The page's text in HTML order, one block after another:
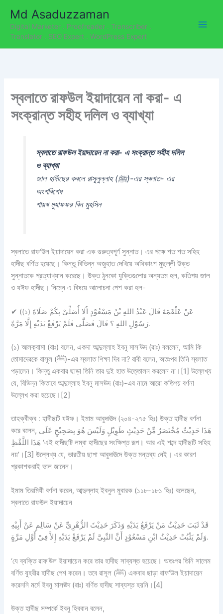
content
Md Asaduzzaman
Digital Marketer . Proofreader . Transcriber .
Translator . SEO Expert . WordPress Expert
স্বলাতে রাফউল ইয়াদায়েন না করা- এ
সংক্রান্ত সহীহ দলিল ও ব্যাখ্যা
স্বলাতে রাফউল ইয়াদায়েন না করা- এ সংক্রান্ত সহীহ দলিল
ও ব্যাখ্যা
জাল হাদীছের কবলে রাসূলুল্লাহ (ﷺ)-এর স্বলাত- এর
অংশবিশেষ
শায়খ মুযাফফর বিন মুহসিন
স্বলাতে রাফ‘উল ইয়াদায়েন করা এক গুরুত্বপূর্ণ সুন্নাত। এর পক্ষে শত শত সহিহ
হাদীছ বর্ণিত হয়েছে। কিন্তু বিভিন্ন অজুহাত দেখিয়ে অধিকাংশ মুছল্লী উক্ত
সুন্নাতকে প্রত্যাখ্যান করেছে। উক্ত ঠুনকো যুক্তিগুলোর অন্যতম হল, কতিপয় জাল
ও যঈফ হাদীছ। নিম্নে এ বিষয়ে আলোচনা পেশ করা হল-
✔ ((১) عَنْ عَلْقَمَةَ قَالَ عَبْدُ اللهِ بْنُ مَسْعُوْدٍ أَلَا أُصَلِّىْ بِكُمْ صَلَاةَ
رَسُوْلِ اللهِ ؟ قَالَ فَصَلَّى فَلَمْ يَرْفَعْ يَدَيْهِ إِلَّا مَرَّةً.
(১) আলক্বামা (রাঃ) বলেন, একদা আব্দুল্লাহ ইবনু মাস‘ঊদ (রাঃ) বললেন, আমি কি
তোমাদেরকে রাসূল (ﷺ)-এর স্বলাত শিক্ষা দিব না? রাবী বলেন, অতঃপর তিনি স্বলাত
পড়ালেন। কিন্তু একবার ছাড়া তিনি তার দুই হাত উত্তোলন করলেন না।[1] উল্লেখ্য
যে, বিভিন্ন কিতাবে আব্দুল্লাহ ইবনু মাসঊদ (রাঃ)-এর নামে আরো কতিপয় বর্ণনা
উল্লেখ করা হয়েছে।[2]
তাহক্বীক্ব :হাদীছটিযঈফ। ইমাম আবুদাঊদ (২০৪-২৭৫ হিঃ) উক্ত হাদীছ বর্ণনা
করে বলেন, هَذَا حَدِيْثٌ مُخْتَصَرٌ مِّنْ حَدِيْثٍ طَوِيْلٍ وَلَيْسَ هُوَ بِصَحِيْحٍ عَلَى
هَذَا اللَّفْظِ ‘এই হাদীছটি লম্বা হাদীছের সংক্ষিপ্ত রূপ। আর এই শব্দে হাদীছটি সহিহ
নয়’।[3] উল্লেখ্য যে, ভারতীয় ছাপা আবুদাঊদে উক্ত মন্তব্য নেই। এর কারণ
প্রকাশকরাই ভাল জানেন।
ইমাম তিরমিযী বর্ণনা করেন, আব্দুল্লাহ ইবনুল মুবারক (১১৮-১৮১ হিঃ) বলেছেন,
স্বলাতে রাফউল ইয়াদায়েন
قَدْ ثَبَتَ حَدِيْثُ مَنْ يَرْفَعُ يَدَيْهِ وَذَكَرَ حَدِيْثَ الزُّهْرِىِّ عَنْ سَالِمٍ عَنْ أَبِيْهِ
وَلَمْ يَثْبُتْ حَدِيْثُ ابْنِ مَسْعُوْدٍ أَنَّ النَّبِىَّ لَمْ يَرْفَعْ يَدَيْهِ إِلاَّ فِىْ أَوَّلِ مَرَّةٍ.
‘যে ব্যক্তি রাফ‘উল ইয়াদায়েন করে তার হাদীছ সাব্যস্ত হয়েছে। অতঃপর তিনি সালেম
বর্ণিত যুহরীর হাদীছ পেশ করেন। তবে রাসূল (ﷺ) একবার ছাড়া রাফ‘উল ইয়াদায়েন
করেননি মর্মে ইবনু মাসঊদ (রাঃ) বর্ণিত হাদীছ সাব্যস্ত হয়নি।[4]
উক্ত হাদীছ সম্পর্কে ইবনু হিববান বলেন,
a
t
e
s